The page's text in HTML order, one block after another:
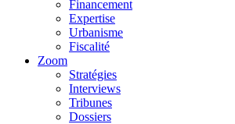
Financement
Expertise
Urbanisme
Fiscalité
Zoom
Stratégies
Interviews
Tribunes
Dossiers